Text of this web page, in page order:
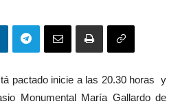
pactado inicie a las 20.30 horas y
Monumental María Gallardo de